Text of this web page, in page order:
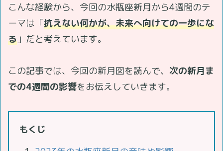
こんな経験から、今回の水瓶座新月から4週間のテ
ーマは「抗えない何かが、未来へ向けての一歩にな
る 」だと考えています。
この記事では、今回の新月図を読んで、 次の新月ま
での4週間の影響をお伝えしていきます。
もくじ